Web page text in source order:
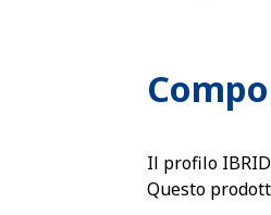
Il profilo
Questo